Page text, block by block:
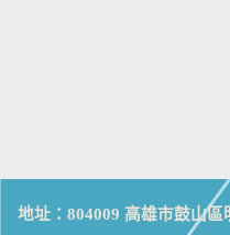
地址：804009 高雄市鼓山區